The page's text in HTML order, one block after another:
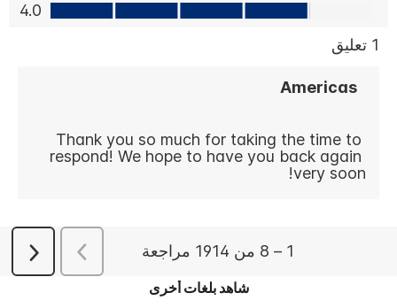
شاهد بلغات أخرى